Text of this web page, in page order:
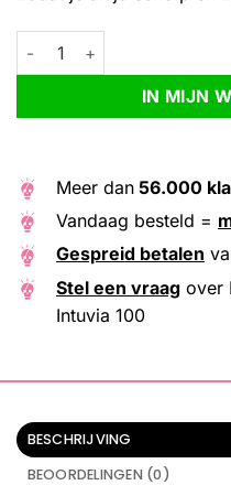
MH protection cover Bosch
IN MIJN
Alternative:
Meer dan 56.000
Vandaag besteld =
Gespreid betalen
Stel een vraag over
Intuvia 100
BESCHRIJVING
BEOORDELINGEN (0)